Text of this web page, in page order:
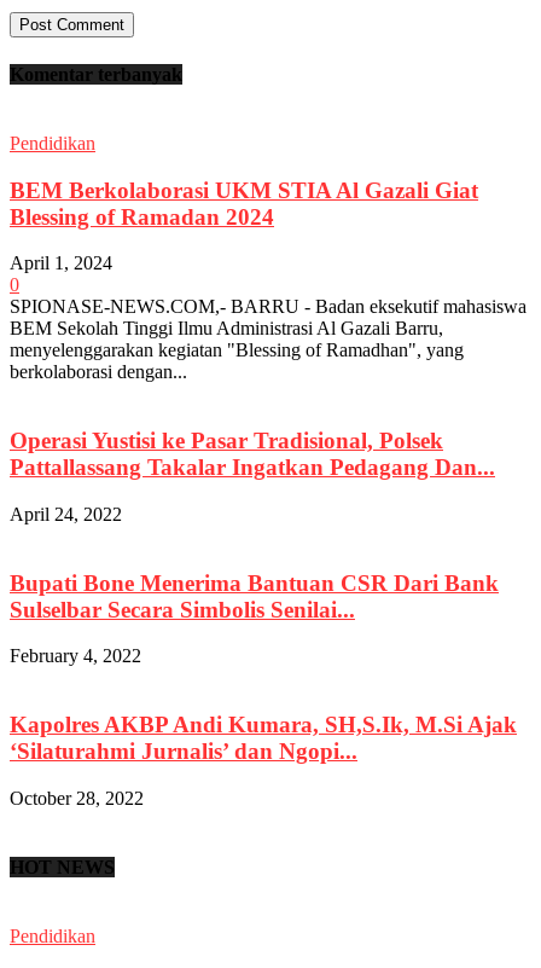
Komentar terbanyak
Pendidikan
BEM Berkolaborasi UKM STIA Al Gazali Giat
Blessing of Ramadan 2024
April 1, 2024
0
SPIONASE-NEWS.COM,- BARRU - Badan eksekutif mahasiswa
BEM Sekolah Tinggi Ilmu Administrasi Al Gazali Barru,
menyelenggarakan kegiatan "Blessing of Ramadhan", yang
berkolaborasi dengan...
Operasi Yustisi ke Pasar Tradisional, Polsek
Pattallassang Takalar Ingatkan Pedagang Dan...
April 24, 2022
Bupati Bone Menerima Bantuan CSR Dari Bank
Sulselbar Secara Simbolis Senilai...
February 4, 2022
Kapolres AKBP Andi Kumara, SH,S.Ik, M.Si Ajak
‘Silaturahmi Jurnalis’ dan Ngopi...
October 28, 2022
HOT NEWS
Pendidikan